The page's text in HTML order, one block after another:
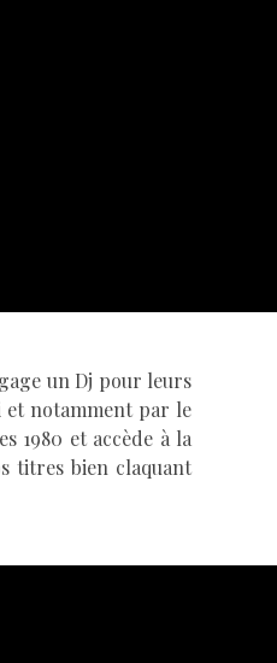
un Dj pour leurs
et notamment par le
1980 et accède à la
titres bien claquant